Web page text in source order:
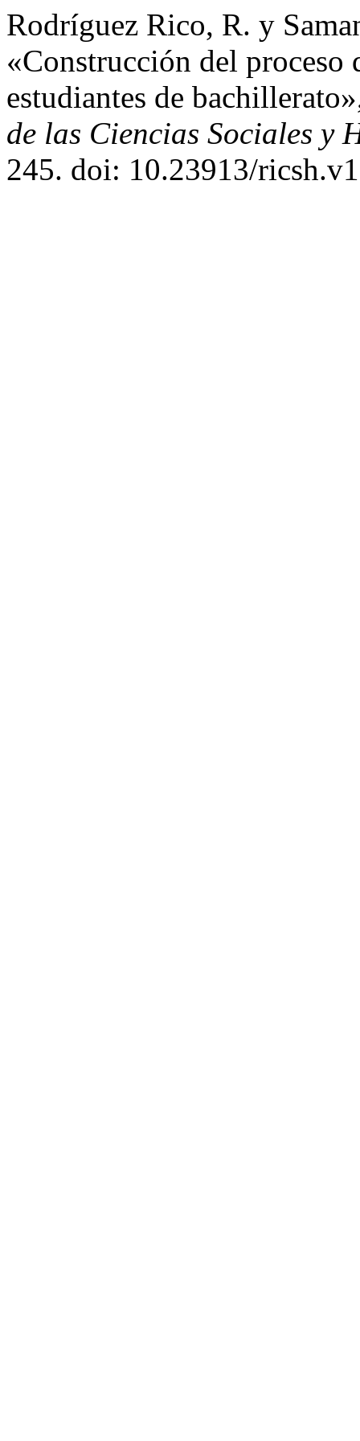
Rodríguez Rico, R. y
«Construcción del proceso
estudiantes de
de las Ciencias Sociales y
245. doi: 10.23913/